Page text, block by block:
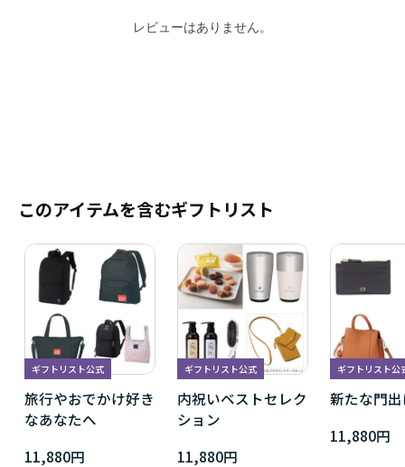
レビューはありません。
このアイテムを含むギフトリスト
ギフトリスト公式
旅行やおでかけ好き
なあなたへ
11,880円
ギフトリスト公式
内祝いベストセレク
ション
11,880円
ギフトリスト公
新たな門
11,880円